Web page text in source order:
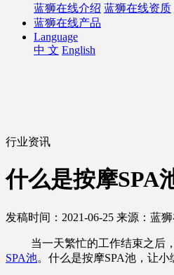
蓝狮在线介绍 蓝狮在线资质
蓝狮在线产品
Language
中 文 English
行业资讯
什么是按摩SPA
发稿时间：2021-06-25 来源：蓝
当一天繁忙的工作结束之后，
SPA池。什么是按摩SPA池，让小